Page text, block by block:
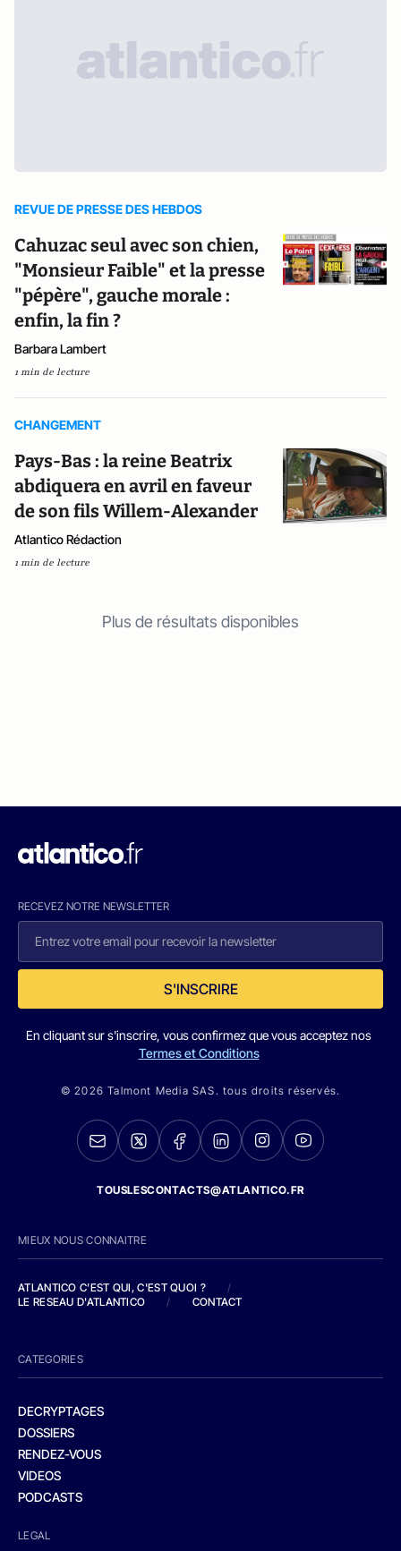
REVUE DE PRESSE DES HEBDOS
Cahuzac seul avec son chien,
"Monsieur Faible" et la presse
"pépère", gauche morale :
enfin, la fin ?
Barbara Lambert
1 min de lecture
CHANGEMENT
Pays-Bas : la reine Beatrix
abdiquera en avril en faveur
de son fils Willem-Alexander
Atlantico Rédaction
1 min de lecture
Plus de résultats disponibles
RECEVEZ NOTRE NEWSLETTER
S'INSCRIRE
En cliquant sur s'inscrire, vous confirmez que vous acceptez nos
Termes et Conditions
© 2026 Talmont Media SAS. tous droits réservés.
TOUSLESCONTACTS@ATLANTICO.FR
MIEUX NOUS CONNAITRE
ATLANTICO C'EST QUI, C'EST QUOI ?
/
LE RESEAU D'ATLANTICO
/ CONTACT
CATEGORIES
DECRYPTAGES
DOSSIERS
RENDEZ-VOUS
VIDEOS
PODCASTS
LEGAL